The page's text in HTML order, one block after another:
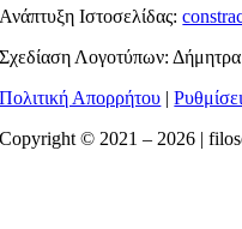
Ανάπτυξη Ιστοσελίδας:
Σχεδίαση Λογοτύπων:
Πολιτική Απορρήτου |
Copyright © 2021 – 2026 |